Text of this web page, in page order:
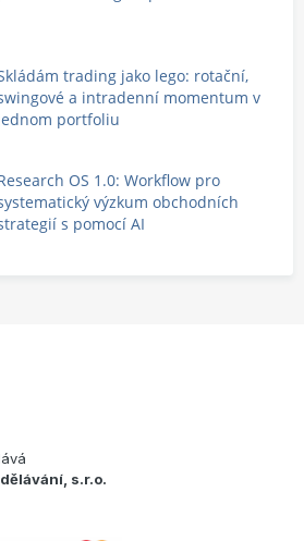
trading jako lego: rotační,
a intradenní momentum v
portfoliu
OS 1.0: Workflow pro
výzkum obchodních
s pomocí AI
s.r.o.